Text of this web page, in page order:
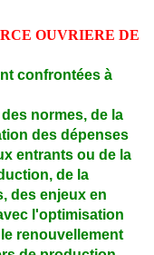
OUVRIERE DE
confrontées à
normes, de la
des dépenses
entrants ou de la
de la
des enjeux en
l'optimisation
renouvellement